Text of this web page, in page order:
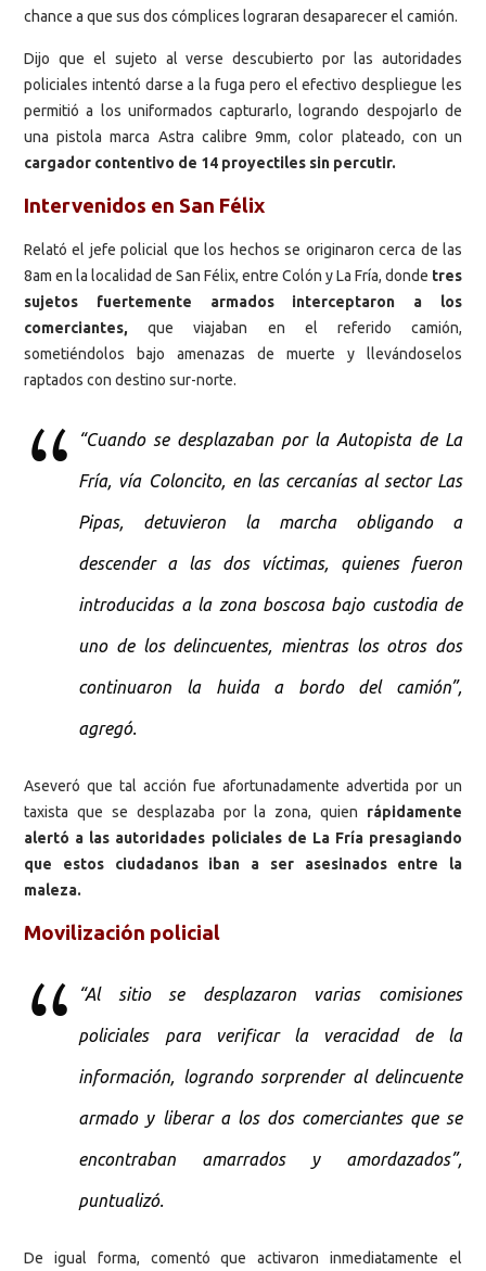
chance a que sus dos cómplices lograran desaparecer el camión.
Dijo que el sujeto al verse descubierto por las autoridades
policiales intentó darse a la fuga pero el efectivo despliegue les
permitió a los uniformados capturarlo, logrando despojarlo de
una pistola marca Astra calibre 9mm, color plateado, con un
cargador contentivo de 14 proyectiles sin percutir.
Intervenidos en San Félix
Relató el jefe policial que los hechos se originaron cerca de las
8am en la localidad de San Félix, entre Colón y La Fría, donde tres
sujetos fuertemente armados interceptaron a los
comerciantes, que viajaban en el referido camión,
sometiéndolos bajo amenazas de muerte y llevándoselos
raptados con destino sur-norte.
“Cuando se desplazaban por la Autopista de La
Fría, vía Coloncito, en las cercanías al sector Las
Pipas, detuvieron la marcha obligando a
descender a las dos víctimas, quienes fueron
introducidas a la zona boscosa bajo custodia de
uno de los delincuentes, mientras los otros dos
continuaron la huida a bordo del camión”,
agregó.
Aseveró que tal acción fue afortunadamente advertida por un
taxista que se desplazaba por la zona, quien rápidamente
alertó a las autoridades policiales de La Fría presagiando
que estos ciudadanos iban a ser asesinados entre la
maleza.
Movilización policial
“Al sitio se desplazaron varias comisiones
policiales para verificar la veracidad de la
información, logrando sorprender al delincuente
armado y liberar a los dos comerciantes que se
encontraban amarrados y amordazados”,
puntualizó.
De igual forma, comentó que activaron inmediatamente el